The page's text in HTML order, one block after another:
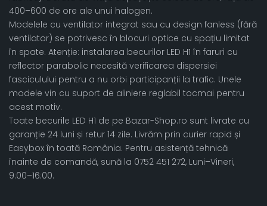
400–600 de ore ale unui halogen.
Modelele cu ventilator integrat sau cu design fanless (fără
ventilator) se potrivesc în blocuri optice cu spațiu limitat
în spate. Atenție: instalarea becurilor LED H1 în faruri cu
reflector parabolic necesită verificarea dispersiei
fasciculului pentru a nu orbi participanții la trafic. Unele
modele vin cu suport de aliniere reglabil tocmai pentru
acest motiv.
Toate becurile LED H1 de pe Bazar-Shop.ro sunt livrate cu
garanție 24 luni și retur 14 zile. Livrăm prin curier rapid și
Easybox în toată România. Pentru asistență tehnică
înainte de comandă, sună la 0752 451 272, Luni–Vineri,
9:00–16:00.